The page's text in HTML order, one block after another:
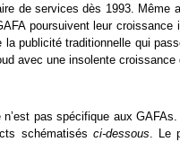
de services dès 1993. Même
poursuivent leur
publicité traditionnelle qui
avec une insolente croissance
pas spécifique aux
schématisés ci-dessous. Le